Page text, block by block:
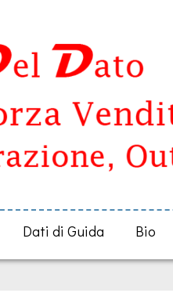
Dati di Guida Bio